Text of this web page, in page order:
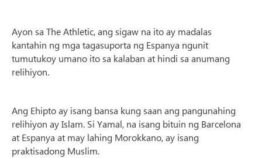
Ayon sa The Athletic, ang sigaw na ito ay madalas
kantahin ng mga tagasuporta ng Espanya ngunit
tumutukoy umano ito sa kalaban at hindi sa anumang
relihiyon.
Ang Ehipto ay isang bansa kung saan ang pangunahing
relihiyon ay Islam. Si Yamal, na isang bituin ng Barcelona
at Espanya at may lahing Morokkano, ay isang
praktisadong Muslim.